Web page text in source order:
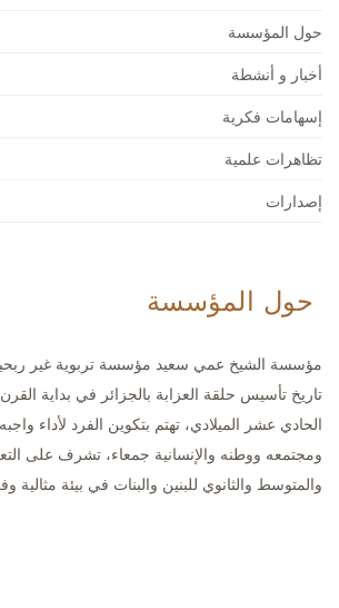
حول المؤسسة
أخبار و أنشطة
إسهامات فكرية
تظاهرات علمية
إصدارات
حول المؤسسة
مؤسسة الشيخ عمي سعيد مؤسسة تربوية غير
تاريخ تأسيس حلقة العزابة بالجزائر في بداية
الحادي عشر الميلادي، تهتم بتكوين الفرد لأداء
ومجتمعه ووطنه والإنسانية جمعاء، تشرف على
والمتوسط والثانوي للبنين والبنات في بيئة مثالية